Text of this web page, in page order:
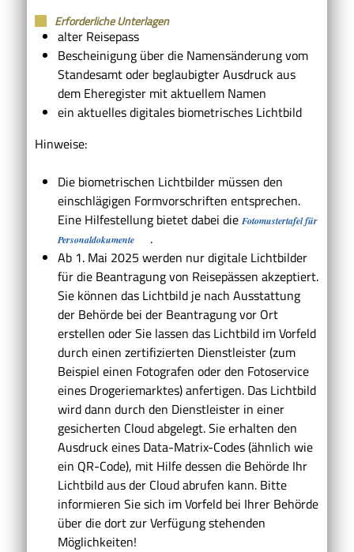
Erforderliche Unterlagen
alter Reisepass
Bescheinigung über die Namensänderung vom
Standesamt oder beglaubigter Ausdruck aus
dem Eheregister mit aktuellem Namen
ein aktuelles digitales biometrisches Lichtbild
Hinweise:
Die biometrischen Lichtbilder müssen den
einschlägigen Formvorschriften entsprechen.
Eine Hilfestellung bietet dabei die Fotomustertafel für
Personaldokumente
.
Ab 1. Mai 2025 werden nur digitale Lichtbilder
für die Beantragung von Reisepässen akzeptiert.
Sie können das Lichtbild je nach Ausstattung
der Behörde bei der Beantragung vor Ort
erstellen oder Sie lassen das Lichtbild im Vorfeld
durch einen zertifizierten Dienstleister (zum
Beispiel einen Fotografen oder den Fotoservice
eines Drogeriemarktes) anfertigen. Das Lichtbild
wird dann durch den Dienstleister in einer
gesicherten Cloud abgelegt.Sie erhalten den
Ausdruck eines Data-Matrix-Codes (ähnlich wie
ein QR-Code), mit Hilfe dessen die Behörde Ihr
Lichtbild aus der Cloudabrufen kann. Bitte
informieren Sie sich im Vorfeld bei Ihrer Behörde
über die dort zur Verfügung stehenden
Möglichkeiten!